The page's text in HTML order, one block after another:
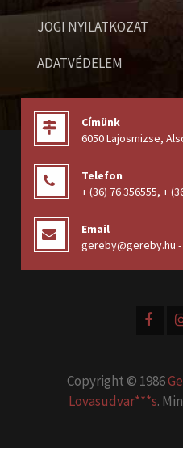
JOGI NYILATKOZAT
ADATVÉDELEM
Címünk
6050 Lajosmizse,
Telefon
+ (36) 76 356555, +
Email
gereby@gereby.hu
Copyright © 1986
Lovasudvar***s.